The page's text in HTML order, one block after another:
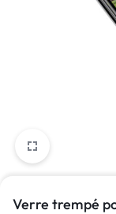
Verre trempé